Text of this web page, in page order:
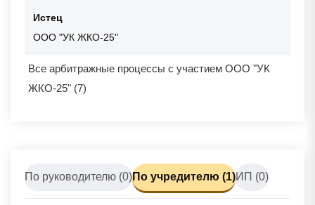
Истец
ООО "УК ЖКО-25"
Все арбитражные процессы с участием ООО "УК
ЖКО-25" (7)
По руководителю (0)По учредителю (1)ИП (0)